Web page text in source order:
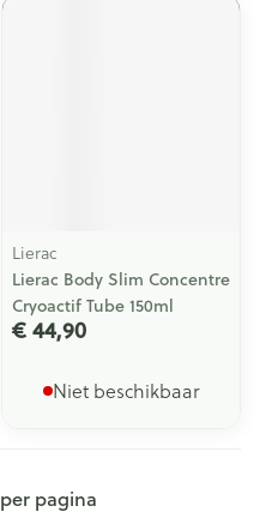
Lierac
Lierac Body Slim Concentre
Cryoactif Tube 150ml
€ 44,90
Niet beschikbaar
per pagina